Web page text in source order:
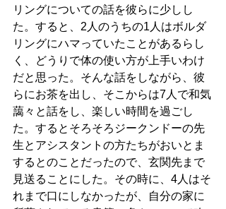
リングについての話を彼らに少しし
た。すると、2人のうちの1人はボルダ
リングにハマっていたことがあるらし
く、どうりで体の使い方が上手いわけ
だと思った。そんな話をしながら、彼
らにお茶を出し、そこからは7人で和気
藹々と話をし、楽しい時間を過ごし
た。するとそろそろジークンドーの先
生とアシスタントの方たちがおいとま
するとのことだったので、玄関先まで
見送ることにした。その時に、4人はそ
れまで口にしなかったが、自分の家に